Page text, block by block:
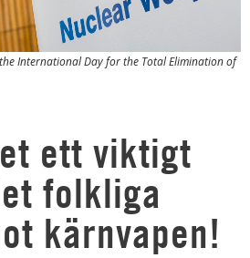
International Day for the Total Elimination of
ett viktigt
folkliga
kärnvapen!